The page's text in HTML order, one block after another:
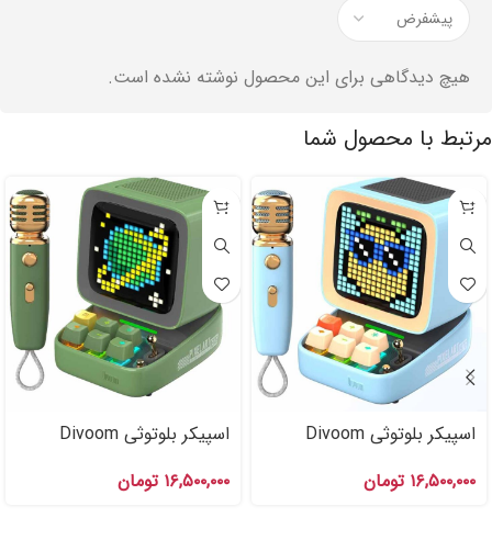
هیچ دیدگاهی برای این محصول نوشته نشده است.
مرتبط با محصول شما
اسپیکر بلوتوثی Divoom
۱۶,۵۰۰,۰۰۰ تومان
اسپیکر بلوتوثی Divoom
۱۶,۵۰۰,۰۰۰ تومان